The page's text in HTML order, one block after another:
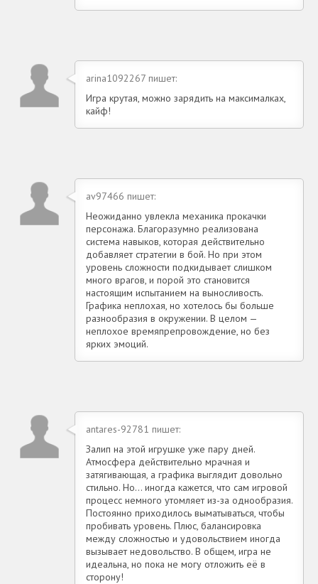
arina1092267 пишет:
Игра крутая, можно зарядить на максималках,
кайф!
av97466 пишет:
Неожиданно увлекла механика прокачки
персонажа. Благоразумно реализована
система навыков, которая действительно
добавляет стратегии в бой. Но при этом
уровень сложности подкидывает слишком
много врагов, и порой это становится
настоящим испытанием на выносливость.
Графика неплохая, но хотелось бы больше
разнообразия в окружении. В целом —
неплохое времяпрепровождение, но без
ярких эмоций.
antares-92781 пишет:
Залип на этой игрушке уже пару дней.
Атмосфера действительно мрачная и
затягивающая, а графика выглядит довольно
стильно. Но… иногда кажется, что сам игровой
процесс немного утомляет из-за однообразия.
Постоянно приходилось выматываться, чтобы
пробивать уровень. Плюс, балансировка
между сложностью и удовольствием иногда
вызывает недовольство. В общем, игра не
идеальна, но пока не могу отложить её в
сторону!